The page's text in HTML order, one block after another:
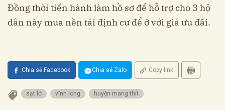
Đồng thời tiến hành làm hồ sơ để hỗ trợ cho 3 hộ
dân này mua nền tái định cư để ở với giá ưu đãi.
Chia sẻ Facebook Chia sẻ Zalo Copy link
sạt lở vĩnh long huyện mang thít